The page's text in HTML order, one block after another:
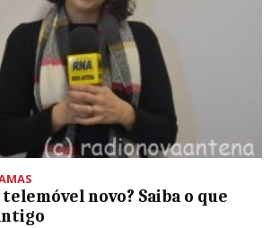
novo? Saiba o que